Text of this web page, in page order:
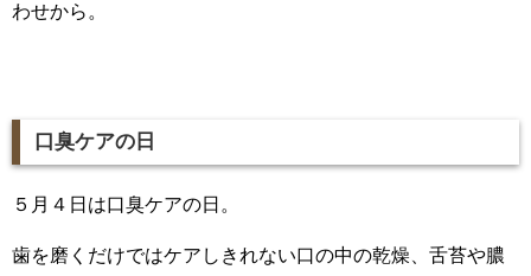
わせから。
口臭ケアの日
５月４日は口臭ケアの日。
歯を磨くだけではケアしきれない口の中の乾燥、舌苔や膿